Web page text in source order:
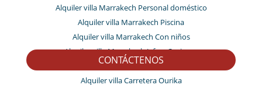
CONTÁCTENOS
Alquiler villa Marrakech Personal doméstico
Alquiler villa Marrakech Piscina
Alquiler villa Marrakech Con niños
Alquiler villa Marrakech Jefe o Cocinera
Alquiler villa Medina
Alquiler villa Carretera Ourika